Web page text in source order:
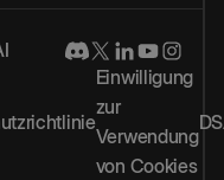
Einwilligung
zur
Verwendung
von Cookies